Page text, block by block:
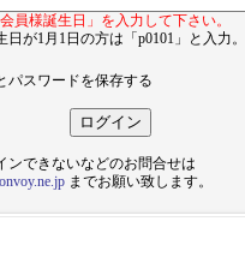
員様誕生日」を入力して下さい。
日が1月1日の方は「p0101」と入力。
パスワードを保存する
ンできないなどのお問合せは
までお願い致します。